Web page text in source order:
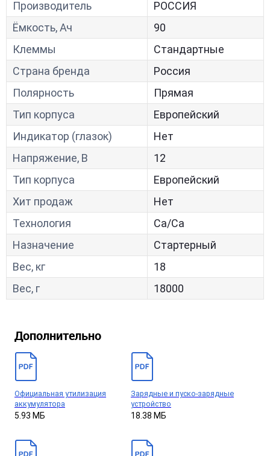
Производитель
РОССИЯ
Ёмкость, Ач
90
Клеммы
Стандартные
Страна бренда
Россия
Полярность
Прямая
Тип корпуса
Европейский
Индикатор (глазок)
Нет
Напряжение, В
12
Тип корпуса
Европейский
Хит продаж
Нет
Технология
Са/Са
Назначение
Стартерный
Вес, кг
18
Вес, г
18000
Дополнительно
Официальная утилизация
аккумулятора
5.93 МБ
Зарядные и пуско-зарядные
устройство
18.38 МБ